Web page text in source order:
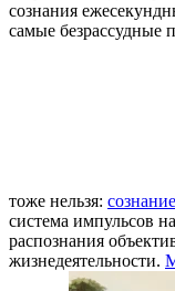
сознания
самые безрассудные
тоже нельзя: сознание
система импульсов
распознания
жизнедеятельности.